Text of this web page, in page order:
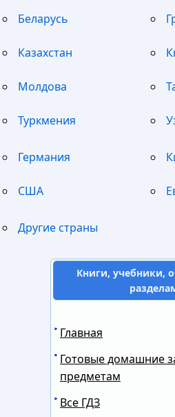
Беларусь
Казахстан
Молдова
Туркмения
Германия
США
Другие страны
Книги, учебники,
Главная
Готовые домашние
предметам
Все ГДЗ